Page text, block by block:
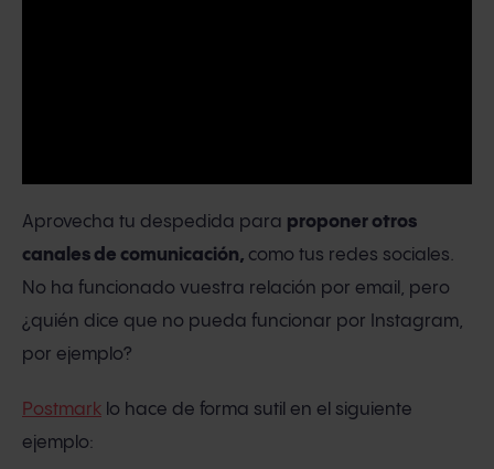
Aprovecha tu despedida para proponer otros
canales de comunicación, como tus redes sociales.
No ha funcionado vuestra relación por email, pero
¿quién dice que no pueda funcionar por Instagram,
por ejemplo?
Postmark lo hace de forma sutil en el siguiente
ejemplo: